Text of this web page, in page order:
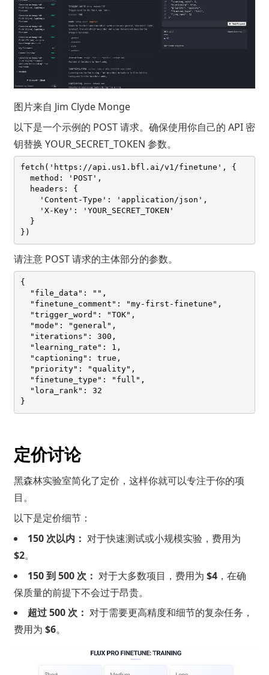
图片来自 Jim Clyde Monge
以下是一个示例的 POST 请求。确保使用你自己的 API 密
钥替换 YOUR_SECRET_TOKEN 参数。
fetch('https://api.us1.bfl.ai/v1/finetune', {
请注意 POST 请求的主体部分的参数。
{
定价讨论
黑森林实验室简化了定价，这样你就可以专注于你的项
目。
以下是定价细节：
150 次以内： 对于快速测试或小规模实验，费用为
$2。
150 到 500 次： 对于大多数项目，费用为 $4 ，在确
保质量的前提下不会过于昂贵。
超过 500 次： 对于需要更高精度和细节的复杂任务，
费用为 $6。